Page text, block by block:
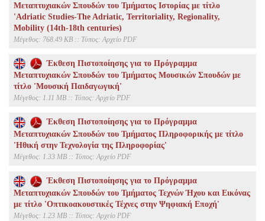
Μεταπτυχιακών Σπουδών του Τμήματος Ιστορίας με τίτλο
'Adriatic Studies-The Adriatic, Territoriality, Regionality,
Mobility (14th-18th centuries)
Mέγεθος: 768.49 KB :: Τύπος: Αρχείο PDF
Έκθεση Πιστοποίησης για το Πρόγραμμα
Μεταπτυχιακών Σπουδών του Τμήματος Μουσικών Σπουδών με
τίτλο 'Μουσική Παιδαγωγική'
Mέγεθος: 1.11 MB :: Τύπος: Αρχείο PDF
Έκθεση Πιστοποίησης για το Πρόγραμμα
Μεταπτυχιακών Σπουδών του Τμήματος Πληροφορικής με τίτλο
'Ηθική στην Τεχνολογία της Πληροφορίας'
Mέγεθος: 1.33 MB :: Τύπος: Αρχείο PDF
Έκθεση Πιστοποίησης για το Πρόγραμμα
Μεταπτυχιακών Σπουδών του Τμήματος Τεχνών Ήχου και Εικόνας
με τίτλο 'Οπτικοακουστικές Τέχνες στην Ψηφιακή Εποχή'
Mέγεθος: 1.23 MB :: Τύπος: Αρχείο PDF